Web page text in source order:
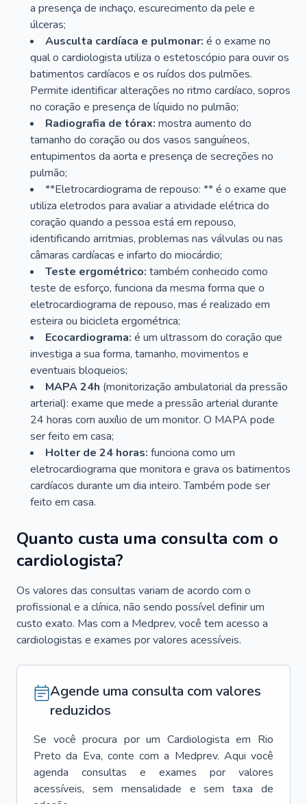
a presença de inchaço, escurecimento da pele e
úlceras;
Ausculta cardíaca e pulmonar: é o exame no
qual o cardiologista utiliza o estetoscópio para ouvir os
batimentos cardíacos e os ruídos dos pulmões.
Permite identificar alterações no ritmo cardíaco, sopros
no coração e presença de líquido no pulmão;
Radiografia de tórax: mostra aumento do
tamanho do coração ou dos vasos sanguíneos,
entupimentos da aorta e presença de secreções no
pulmão;
**Eletrocardiograma de repouso: ** é o exame que
utiliza eletrodos para avaliar a atividade elétrica do
coração quando a pessoa está em repouso,
identificando arritmias, problemas nas válvulas ou nas
câmaras cardíacas e infarto do miocárdio;
Teste ergométrico: também conhecido como
teste de esforço, funciona da mesma forma que o
eletrocardiograma de repouso, mas é realizado em
esteira ou bicicleta ergométrica;
Ecocardiograma: é um ultrassom do coração que
investiga a sua forma, tamanho, movimentos e
eventuais bloqueios;
MAPA 24h (monitorização ambulatorial da pressão
arterial): exame que mede a pressão arterial durante
24 horas com auxílio de um monitor. O MAPA pode
ser feito em casa;
Holter de 24 horas: funciona como um
eletrocardiograma que monitora e grava os batimentos
cardíacos durante um dia inteiro. Também pode ser
feito em casa.
Quanto custa uma consulta com o
cardiologista?
Os valores das consultas variam de acordo com o
profissional e a clínica, não sendo possível definir um
custo exato. Mas com a Medprev, você tem acesso a
cardiologistas e exames por valores acessíveis.
Agende uma consulta com valores
reduzidos
Se você procura por um Cardiologista em Rio
Preto da Eva, conte com a Medprev. Aqui você
agenda consultas e exames por valores
acessíveis, sem mensalidade e sem taxa de